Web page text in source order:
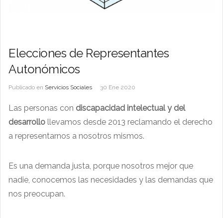
Elecciones de Representantes
Autonómicos
Publicado en Servicios Sociales 30 Ene 2020
Las personas con discapacidad intelectual y del
desarrollo llevamos desde 2013 reclamando el derecho
a representarnos a nosotros mismos.
Es una demanda justa, porque nosotros mejor que
nadie, conocemos las necesidades y las demandas que
nos preocupan.